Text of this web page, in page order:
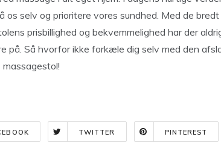
os selv og prioritere vores sundhed. Med de
prisbillighed og bekvemmelighed har der
på. Så hvorfor ikke forkæle dig selv med den
massagestol!
TWITTER PINTEREST